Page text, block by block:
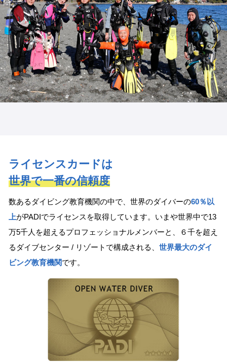
ライセンスカードは
世界で一番の信頼度
数あるダイビング教育機関の中で、世界のダイバーの60％以
上がPADIでライセンスを取得しています。いまや世界中で13
万5千人を超えるプロフェッショナルメンバーと、６千を超え
るダイブセンター / リゾートで構成される、 世界最大のダイ
ビング教育機関です。